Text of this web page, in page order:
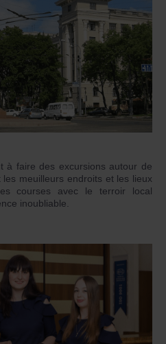
à faire des excursions autour de
meuilleurs endroits et les lieux
courses avec le terroir local
inoubliable.